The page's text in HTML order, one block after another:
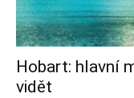
Hobart: hlavní
vidět